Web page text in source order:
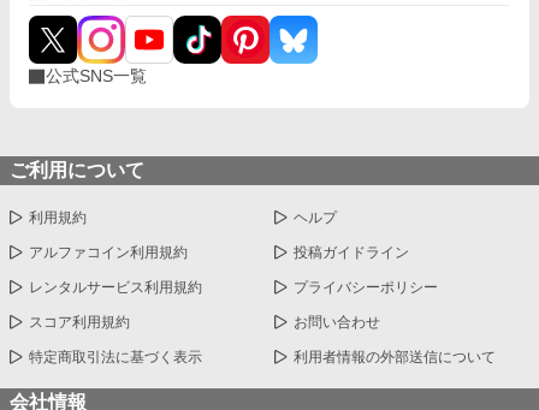
公式SNS一覧
ご利用について
利用規約 ヘルプ
アルファコイン利用規約 投稿ガイドライン
レンタルサービス利用規約 プライバシーポリシー
スコア利用規約 お問い合わせ
特定商取引法に基づく表示 利用者情報の外部送信について
会社情報